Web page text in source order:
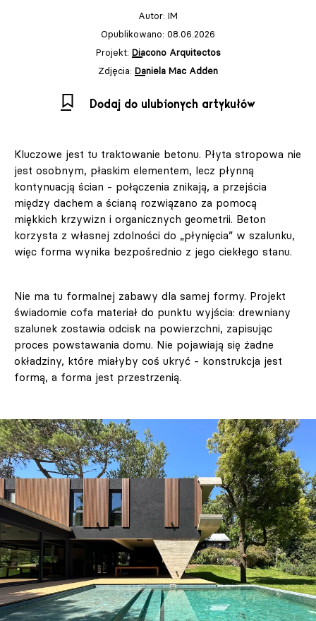
Autor: IM
Opublikowano: 08.06.2026
Projekt: Diacono Arquitectos
Zdjęcia: Daniela Mac Adden
Dodaj do ulubionych artykułów
Kluczowe jest tu traktowanie betonu. Płyta stropowa nie
jest osobnym, płaskim elementem, lecz płynną
kontynuacją ścian - połączenia znikają, a przejścia
między dachem a ścianą rozwiązano za pomocą
miękkich krzywizn i organicznych geometrii. Beton
korzysta z własnej zdolności do „płynięcia” w szalunku,
więc forma wynika bezpośrednio z jego ciekłego stanu.
Nie ma tu formalnej zabawy dla samej formy. Projekt
świadomie cofa materiał do punktu wyjścia: drewniany
szalunek zostawia odcisk na powierzchni, zapisując
proces powstawania domu. Nie pojawiają się żadne
okładziny, które miałyby coś ukryć - konstrukcja jest
formą, a forma jest przestrzenią.